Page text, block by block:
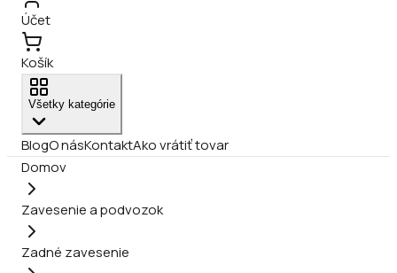
Účet
Košík
Všetky kategórie
BlogO násKontaktAko vrátiť tovar
Domov
Zavesenie a podvozok
Zadné zavesenie